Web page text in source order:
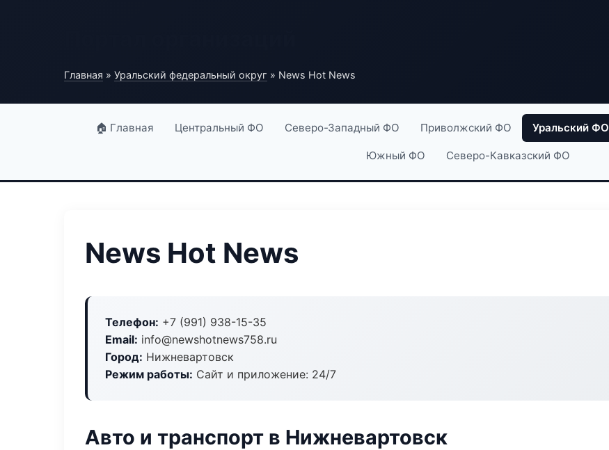
Главная » Уральский федеральный округ » News Hot News
🏠 Главная Центральный ФО Северо-Западный ФО Приволжский ФО Уральский ФО
Южный ФО Северо-Кавказский ФО
News Hot News
Телефон: +7 (991) 938-15-35
Email: info@newshotnews758.ru
Город: Нижневартовск
Режим работы: Сайт и приложение: 24/7
Авто и транспорт в Нижневартовск